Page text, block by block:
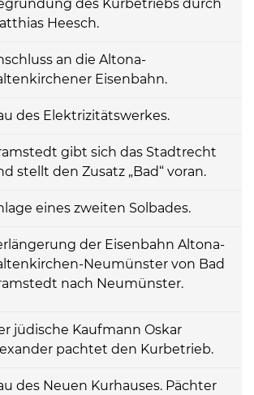
des Kurbetriebs durch
Heesch.
an die Altona-
Eisenbahn.
des Elektrizitätswerkes.
gibt sich das Stadtrecht
stellt den Zusatz „Bad“ voran.
eines zweiten Solbades.
der Eisenbahn Altona-
Neumünster von Bad
nach Neumünster.
jüdische Kaufmann Oskar
pachtet den Kurbetrieb.
des Neuen Kurhauses. Pächter